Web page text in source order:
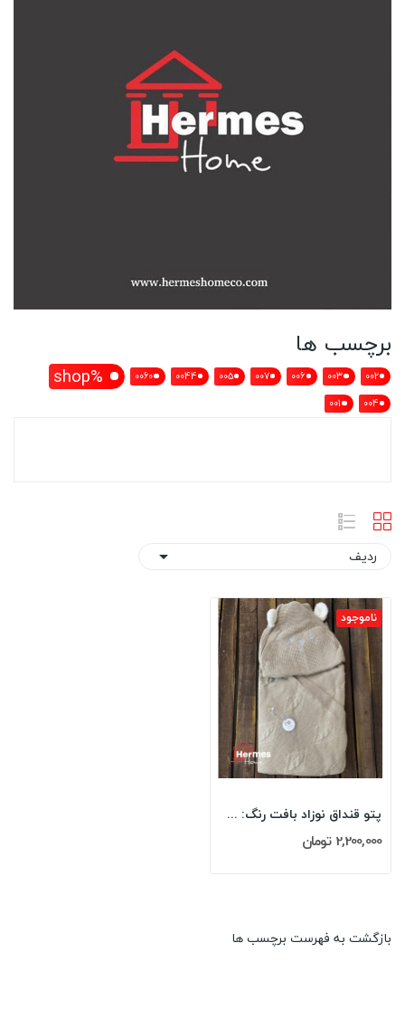
برچسب ها
002
003
006
007
005
0044
0060
%shop
004
001
ردیف 
ناموجود
پتو قنداق نوزاد بافت رنگ: CAPPUCCINO
2,200,000 تومان
بازگشت به فهرست برچسب ها